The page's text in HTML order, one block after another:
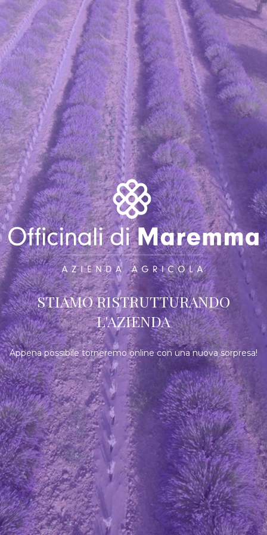
STIAMO RISTRUTTURANDO
L'AZIENDA
Appena possibile torneremo online con una nuova sorpresa!